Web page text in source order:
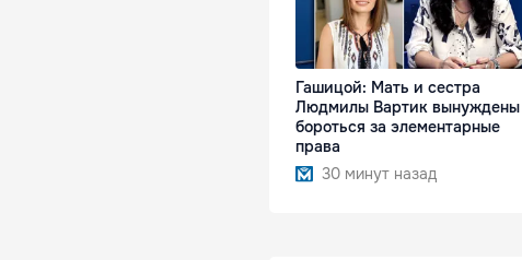
Гашицой: Мать и сестра
Людмилы Вартик вынуждены
бороться за элементарные
права
30 минут назад